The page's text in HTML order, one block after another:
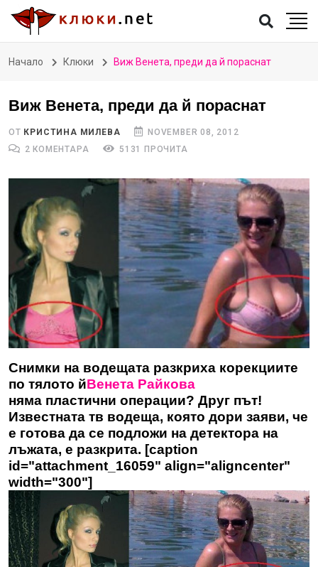
Начало Клюки Виж Венета, преди да й пораснат
Виж Венета, преди да й пораснат
ОТ КРИСТИНА МИЛЕВА
NOVEMBER 08, 2012
2 КОМЕНТАРА
5131 ПРОЧИТА
Снимки на водещата разкриха корекциите
по тялото йВенета Райкова
няма пластични операции? Друг път!
Известната тв водеща, която дори заяви, че
е готова да се подложи на детектора на
лъжата, е разкрита. [caption
id="attachment_16059" align="aligncenter"
width="300"]